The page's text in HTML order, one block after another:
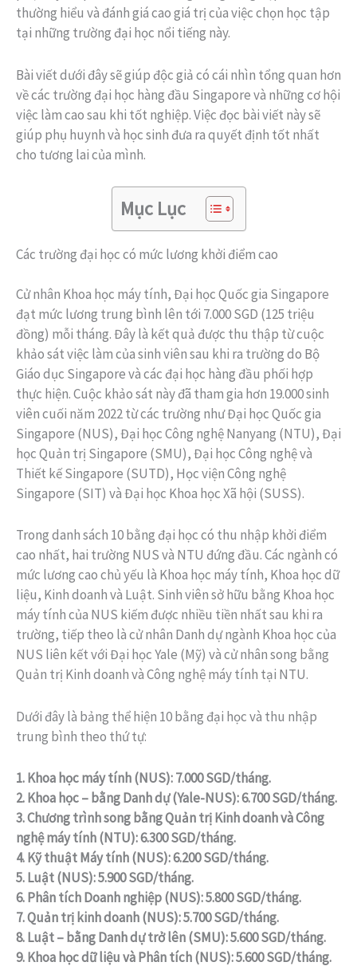
thường hiểu và đánh giá cao giá trị của việc chọn học tập
tại những trường đại học nổi tiếng này.
Bài viết dưới đây sẽ giúp độc giả có cái nhìn tổng quan hơn
về các trường đại học hàng đầu Singapore và những cơ hội
việc làm cao sau khi tốt nghiệp. Việc đọc bài viết này sẽ
giúp phụ huynh và học sinh đưa ra quyết định tốt nhất
cho tương lai của mình.
Mục Lục
Các trường đại học có mức lương khởi điểm cao
Cử nhân Khoa học máy tính, Đại học Quốc gia Singapore
đạt mức lương trung bình lên tới 7.000 SGD (125 triệu
đồng) mỗi tháng. Đây là kết quả được thu thập từ cuộc
khảo sát việc làm của sinh viên sau khi ra trường do Bộ
Giáo dục Singapore và các đại học hàng đầu phối hợp
thực hiện. Cuộc khảo sát này đã tham gia hơn 19.000 sinh
viên cuối năm 2022 từ các trường như Đại học Quốc gia
Singapore (NUS), Đại học Công nghệ Nanyang (NTU), Đại
học Quản trị Singapore (SMU), Đại học Công nghệ và
Thiết kế Singapore (SUTD), Học viện Công nghệ
Singapore (SIT) và Đại học Khoa học Xã hội (SUSS).
Trong danh sách 10 bằng đại học có thu nhập khởi điểm
cao nhất, hai trường NUS và NTU đứng đầu. Các ngành có
mức lương cao chủ yếu là Khoa học máy tính, Khoa học dữ
liệu, Kinh doanh và Luật. Sinh viên sở hữu bằng Khoa học
máy tính của NUS kiếm được nhiều tiền nhất sau khi ra
trường, tiếp theo là cử nhân Danh dự ngành Khoa học của
NUS liên kết với Đại học Yale (Mỹ) và cử nhân song bằng
Quản trị Kinh doanh và Công nghệ máy tính tại NTU.
Dưới đây là bảng thể hiện 10 bằng đại học và thu nhập
trung bình theo thứ tự:
1. Khoa học máy tính (NUS): 7.000 SGD/tháng.
2. Khoa học – bằng Danh dự (Yale-NUS): 6.700 SGD/tháng.
3. Chương trình song bằng Quản trị Kinh doanh và Công
nghệ máy tính (NTU): 6.300 SGD/tháng.
4. Kỹ thuật Máy tính (NUS): 6.200 SGD/tháng.
5. Luật (NUS): 5.900 SGD/tháng.
6. Phân tích Doanh nghiệp (NUS): 5.800 SGD/tháng.
7. Quản trị kinh doanh (NUS): 5.700 SGD/tháng.
8. Luật – bằng Danh dự trở lên (SMU): 5.600 SGD/tháng.
9. Khoa học dữ liệu và Phân tích (NUS): 5.600 SGD/tháng.